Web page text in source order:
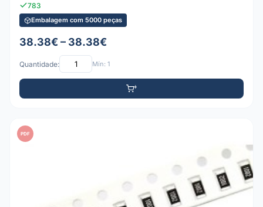
783
Embalagem com 5000 peças
38.38€ – 38.38€
Quantidade: Mín: 1
PDF